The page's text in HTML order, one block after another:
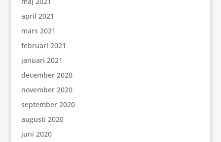
april 2021
mars 2021
februari 2021
januari 2021
december 2020
november 2020
september 2020
augusti 2020
juni 2020